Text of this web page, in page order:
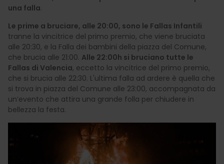
una falla.
Le prime a bruciare, alle 20:00, sono le Fallas Infantili
tranne la vincitrice del primo premio, che viene bruciata
alle 20:30, e la Falla dei bambini della piazza del Comune,
che brucia alle 21:00. Alle 22:00h si bruciano tutte le
Fallas di Valencia, eccetto la vincitrice del primo premio,
che si brucia alle 22:30. L'ultima falla ad ardere è quella che
si trova in piazza del Comune alle 23:00, accompagnata da
un’evento che attira una grande folla per chiudere in
bellezza la festa.